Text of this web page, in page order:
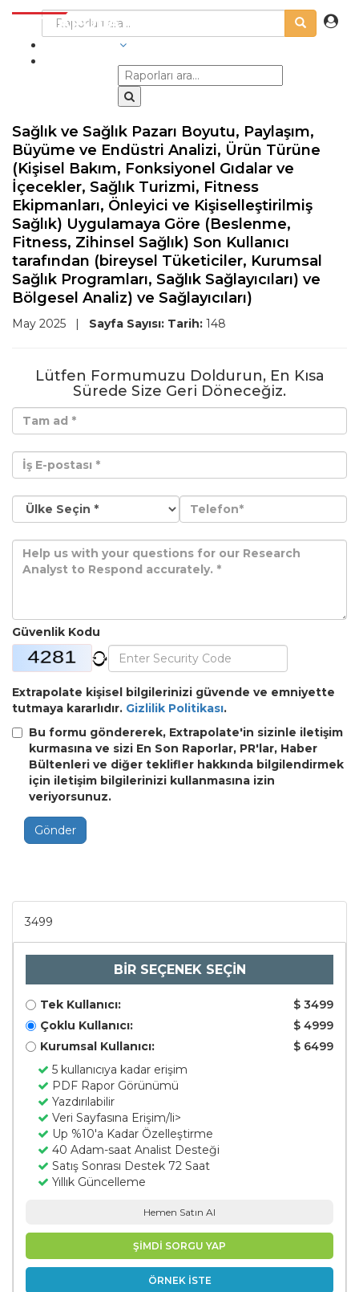
Sağlık ve Sağlık Pazarı Boyutu, Paylaşım,
Büyüme ve Endüstri Analizi, Ürün Türüne
(Kişisel Bakım, Fonksiyonel Gıdalar ve
İçecekler, Sağlık Turizmi, Fitness
Ekipmanları, Önleyici ve Kişiselleştirilmiş
Sağlık) Uygulamaya Göre (Beslenme,
Fitness, Zihinsel Sağlık) Son Kullanıcı
tarafından (bireysel Tüketiciler, Kurumsal
Sağlık Programları, Sağlık Sağlayıcıları) ve
Bölgesel Analiz) ve Sağlayıcıları)
May 2025 | Sayfa Sayısı: Tarih: 148
Lütfen Formumuzu Doldurun, En Kısa
Sürede Size Geri Döneceğiz.
Güvenlik Kodu
Extrapolate kişisel bilgilerinizi güvende ve emniyette
tutmaya kararlıdır. Gizlilik Politikası.
Bu formu göndererek, Extrapolate'in sizinle iletişim
kurmasına ve sizi En Son Raporlar, PR'lar, Haber
Bültenleri ve diğer teklifler hakkında bilgilendirmek
için iletişim bilgilerinizi kullanmasına izin
veriyorsunuz.
Gönder
3499
BİR SEÇENEK SEÇİN
Tek Kullanıcı:
$ 3499
Çoklu Kullanıcı:
$ 4999
Kurumsal Kullanıcı:
$ 6499
5 kullanıcıya kadar erişim
PDF Rapor Görünümü
Yazdırılabilir
Veri Sayfasına Erişim/li>
Up %10'a Kadar Özelleştirme
40 Adam-saat Analist Desteği
Satış Sonrası Destek 72 Saat
Yıllık Güncelleme
Hemen Satın Al
ŞİMDİ SORGU YAP
ÖRNEK İSTE